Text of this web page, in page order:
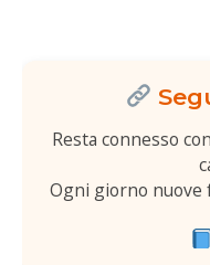
Resta connesso con
Ogni giorno nuove